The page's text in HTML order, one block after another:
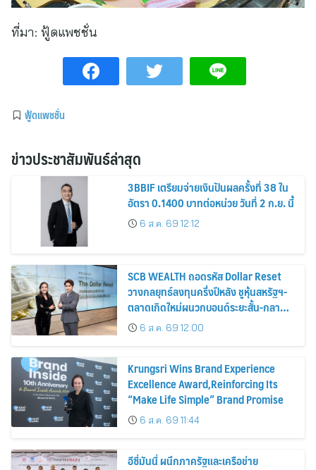
ที่มา: ฟู้ดแพชชั่น
ฟู้ดแพชชั่น
ข่าวประชาสัมพันธ์ล่าสุด
3BBIF เตรียมจ่ายเงินปันผลครั้งที่ 38 ใน
อัตรา 0.1400 บาทต่อหน่วย วันที่ 2 ก.ย. นี้
6 ส.ค. 69 12:12
SCB WEALTH ถอดรหัส Dollar Reset
วางกลยุทธ์ลงทุนครึ่งปีหลัง ชูหุ้นสหรัฐฯ-
ตลาดเกิดใหม่ผนวกบอนด์ระยะสั้น-กลาง
เสริมพอร์ตแกร่ง
6 ส.ค. 69 12:00
Krungsri Wins Brand Experience
Excellence Award,Reinforcing Its
“Make Life Simple” Brand Promise
6 ส.ค. 69 11:44
อีซี่มันนี่ ผนึกภาครัฐและเครือข่าย